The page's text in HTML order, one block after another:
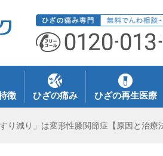
徴 ひざの痛み ひざの再生医療
り減り」は変形性膝関節症【原因と治療